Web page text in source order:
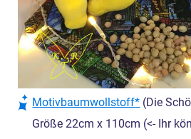
Motivbaumwollstoff
(Die
Größe 22cm x 110cm (<- Ihr